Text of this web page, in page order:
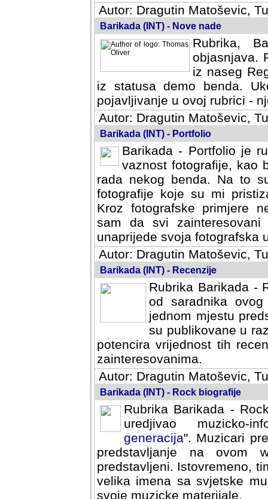
Autor: Dragutin Matoševic,
Barikada (INT) - Nove nade
Rubrika,
objasnjava.
iz naseg
iz statusa demo benda.
pojavljivanje u ovoj rubrici -
Autor: Dragutin Matoševic,
Barikada (INT) - Portfolio
Barikada - Portfolio je
vaznost fotografije, kao
rada nekog benda. Na to
fotografije koje su mi
fotografske primjere
svi zainteresovani
svoja fotografska umijeca.
Autor: Dragutin Matoševic,
Barikada (INT) - Recenzije
Rubrika Barikada -
od saradnika
jednom mjestu
su publikovane u
potencira vrijednost tih
zainteresovanima.
Autor: Dragutin Matoševic,
Barikada (INT) - Rock biografije
Rubrika Barikada -
uredjivao muzicko-
Muzicari predstavljeni u
na ovom web portalu
Istovremeno, tim nacinom
sa svjetske muzicke scene
materijale.